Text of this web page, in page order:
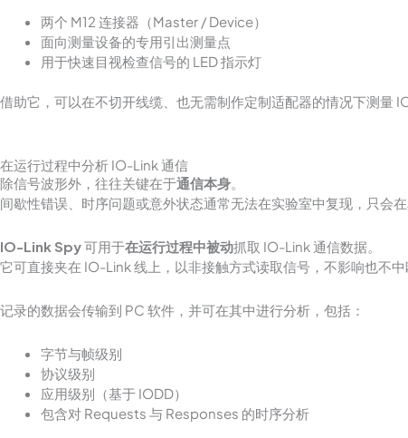
两个 M12 连接器（Master / Device）
面向测量设备的专用引出测量点
用于快速目视检查信号的 LED 指示灯
借助它，可以在不切开线缆、也无需制作定制适配器的情况下测量
在运行过程中分析 IO-Link 通信
除信号波形外，往往关键在于通信本身
间歇性错误、时序问题或意外状态通常无法在实验室中复现，只会在
IO-Link Spy可用于在运行过程中被动抓取 IO-Link 通信数据。
它可直接夹在 IO-Link 线上，以非接触方式读取信号，不影响也不中
记录的数据会传输到 PC 软件，并可在其中进行分析，包括：
字节与帧级别
协议级别
应用级别（基于 IODD）
包含对 Requests 与 Responses 的时序分析